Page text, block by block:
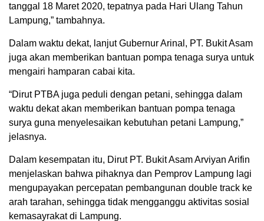
tanggal 18 Maret 2020, tepatnya pada Hari Ulang Tahun
Lampung,” tambahnya.
Dalam waktu dekat, lanjut Gubernur Arinal, PT. Bukit Asam
juga akan memberikan bantuan pompa tenaga surya untuk
mengairi hamparan cabai kita.
“Dirut PTBA juga peduli dengan petani, sehingga dalam
waktu dekat akan memberikan bantuan pompa tenaga
surya guna menyelesaikan kebutuhan petani Lampung,”
jelasnya.
Dalam kesempatan itu, Dirut PT. Bukit Asam Arviyan Arifin
menjelaskan bahwa pihaknya dan Pemprov Lampung lagi
mengupayakan percepatan pembangunan double track ke
arah tarahan, sehingga tidak mengganggu aktivitas sosial
kemasayrakat di Lampung.